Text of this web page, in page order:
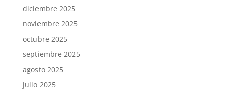
diciembre 2025
noviembre 2025
octubre 2025
septiembre 2025
agosto 2025
julio 2025